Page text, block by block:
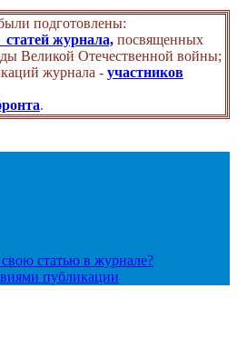
подготовлены:
статей журнала, посвященных
Великой Отечественной войны;
журнала - участников
.
статью в журнале?
публикации